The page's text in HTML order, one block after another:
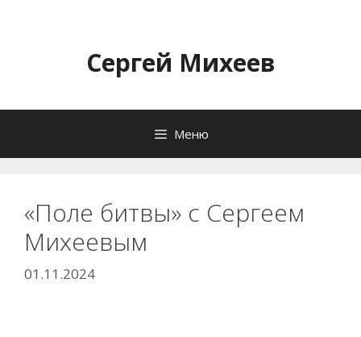
содержимомуСергей Михеев
Меню
«Поле битвы» с Сергеем
Михеевым
01.11.2024